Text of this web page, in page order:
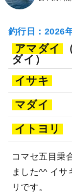
釣行日：2026
アマダイ
ダイ）
イサキ
マダイ
イトヨリ
コマセ五目乗
ました^^ イサ
リです。